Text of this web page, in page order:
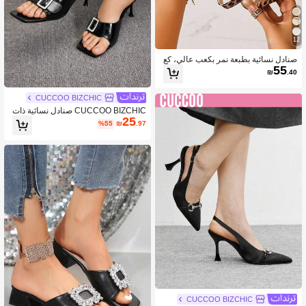
12
صنادل نسائية بطبعة نمر بكعب عالي، كع
ب مربع، بني
₪55.40
CUCCOO BIZCHIC
CUCCOO BIZCHIC
CUCCOO BIZCHIC صنادل نسائية ذات
كعب عالي وأصابع مربعة، تصميم بسيط م
₪25.97
%55